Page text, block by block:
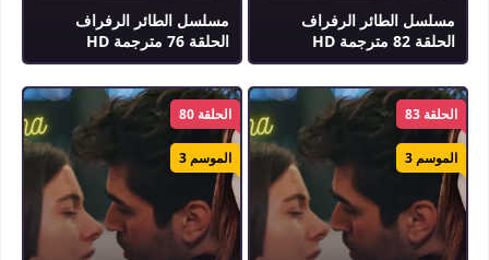
مسلسل الطائر الرفراف
الحلقة 82 مترجمة HD
مسلسل الطائر الرفراف
الحلقة 76 مترجمة HD
الحلقة 83
الموسم 3
الحلقة 80
الموسم 3